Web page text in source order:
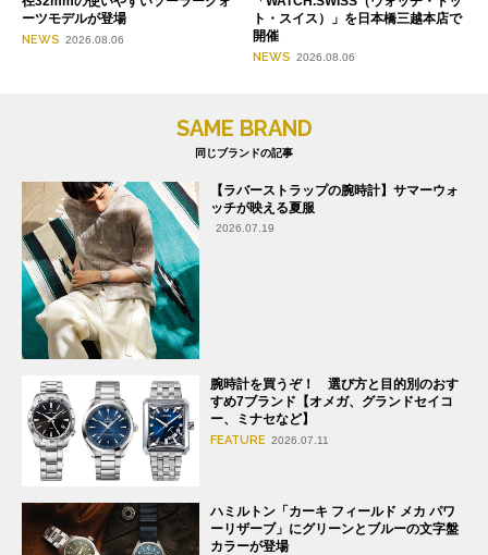
ーツモデルが登場
NEWS 2026.08.06
ト・スイス）」を日本橋三越本店で
開催
NEWS 2026.08.06
SAME BRAND
同じブランドの記事
【ラバーストラップの腕時計】サマーウォ
ッチが映える夏服
2026.07.19
腕時計を買うぞ！ 選び方と目的別のおす
すめ7ブランド【オメガ、グランドセイコ
ー、ミナセなど】
FEATURE 2026.07.11
ハミルトン「カーキ フィールド メカ パワ
ーリザーブ」にグリーンとブルーの文字盤
カラーが登場